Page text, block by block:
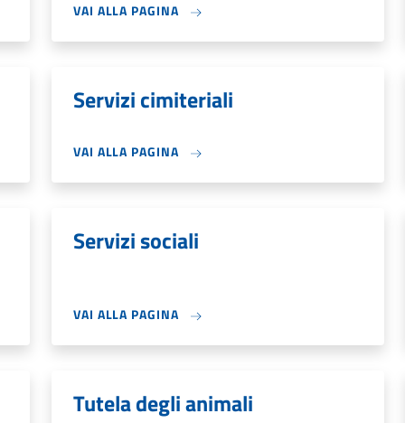
VAI ALLA PAGINA
Servizi cimiteriali
VAI ALLA PAGINA
Servizi sociali
VAI ALLA PAGINA
Tutela degli animali